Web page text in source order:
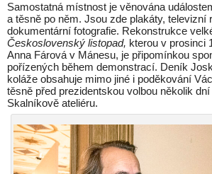
Samostatná místnost je věnována
a těsně po něm. Jsou zde plakáty, televizní
dokumentární fotografie. Rekonstrukce
Československý listopad, kterou v prosinci
Anna Fárová v Mánesu, je připomínkou
pořízených během demonstrací. Deník
koláže obsahuje mimo jiné i poděkování
těsně před prezidentskou volbou několik
Skalníkově ateliéru.